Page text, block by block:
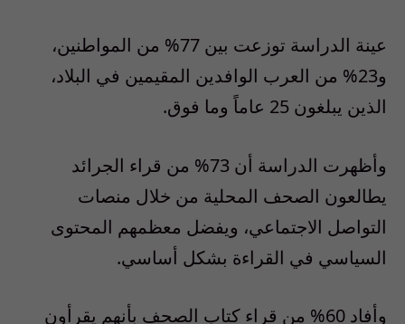
عينة الدراسة توزعت بين 77% من المواطنين،
و23% من العرب الوافدين المقيمين في البلاد،
الذين يبلغون 25 عاماً وما فوق.
وأظهرت الدراسة أن 73% من قراء الجرائد
يطالعون الصحف المحلية من خلال منصات
التواصل الاجتماعي، ويفضل معظمهم المحتوى
السياسي في القراءة بشكل أساسي.
وأفاد 60% من قراء كتاب الصحف بأنهم يقرأون